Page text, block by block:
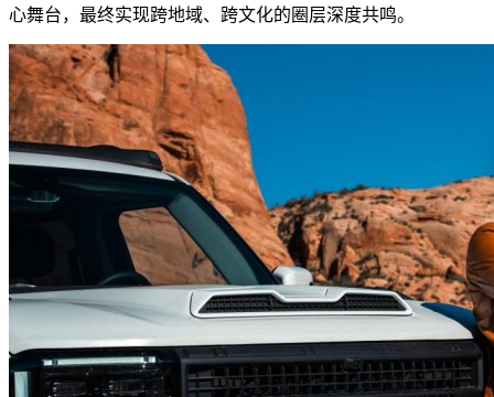
心舞台，最终实现跨地域、跨文化的圈层深度共鸣。